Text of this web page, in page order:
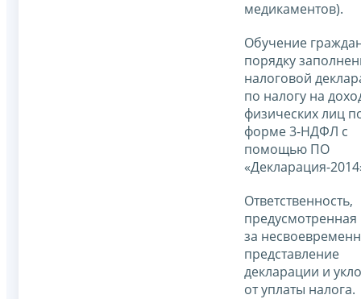
медикаментов).
Обучение
порядку
налоговой
по налогу на
физических лиц
форме 3-НДФЛ с
помощью ПО
«Декларация-
Ответственность,
за
представление
декларации и
от уплаты налога.